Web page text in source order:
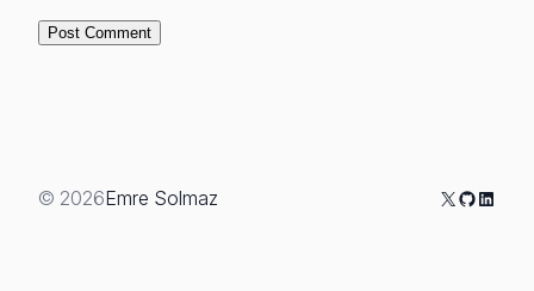
© 2026Emre Solmaz X GitHub